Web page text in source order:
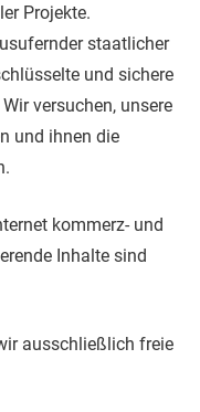
Projekte.
staatlicher
und sichere
versuchen, unsere
und ihnen die
kommerz- und
Inhalte sind
ausschließlich freie